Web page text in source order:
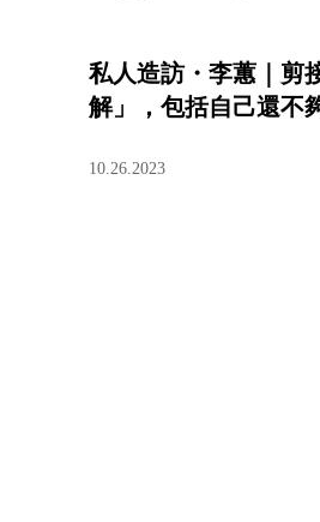
私人造訪・李蕙｜剪
解」，包括自己還不
10.26.2023